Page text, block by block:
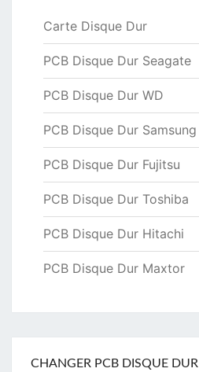
Carte Disque Dur
PCB Disque Dur Seagate
PCB Disque Dur WD
PCB Disque Dur Samsung
PCB Disque Dur Fujitsu
PCB Disque Dur Toshiba
PCB Disque Dur Hitachi
PCB Disque Dur Maxtor
CHANGER PCB DISQUE DUR